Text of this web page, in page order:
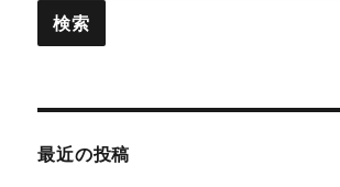
最近の投稿